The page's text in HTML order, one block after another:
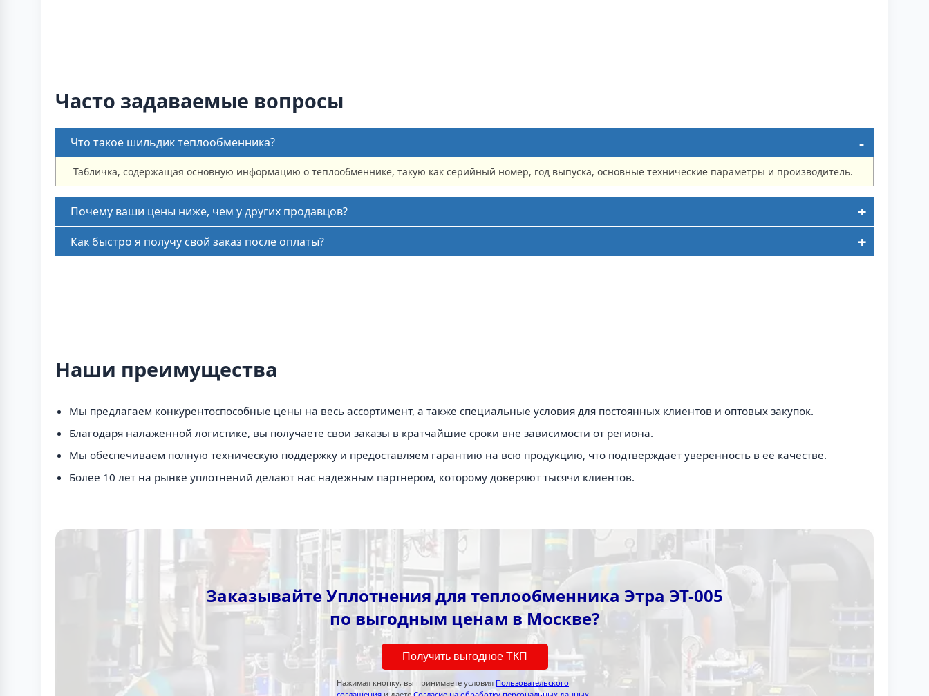
Часто задаваемые вопросы
Что такое шильдик теплообменника?
Табличка, содержащая основную информацию о теплообменнике, такую как серийный номер, год выпуска, основные технические параметры и производитель.
Почему ваши цены ниже, чем у других продавцов?
Как быстро я получу свой заказ после оплаты?
Наши преимущества
Мы предлагаем конкурентоспособные цены на весь ассортимент, а также специальные условия для постоянных клиентов и оптовых закупок.
Благодаря налаженной логистике, вы получаете свои заказы в кратчайшие сроки вне зависимости от региона.
Мы обеспечиваем полную техническую поддержку и предоставляем гарантию на всю продукцию, что подтверждает уверенность в её качестве.
Более 10 лет на рынке уплотнений делают нас надежным партнером, которому доверяют тысячи клиентов.
Заказывайте Уплотнения для теплообменника Этра ЭТ-005
по выгодным ценам в Москве?
Получить выгодное ТКП
Нажимая кнопку, вы принимаете условия Пользовательского